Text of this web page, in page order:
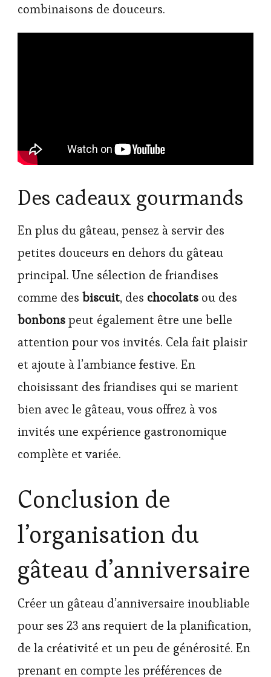
combinaisons de douceurs.
Des cadeaux gourmands
En plus du gâteau, pensez à servir des
petites douceurs en dehors du gâteau
principal. Une sélection de friandises
comme des biscuit, des chocolats ou des
bonbonspeut également être une belle
attention pour vos invités. Cela fait plaisir
et ajoute à l’ambiance festive. En
choisissant des friandises qui se marient
bien avec le gâteau, vous offrez à vos
invités une expérience gastronomique
complète et variée.
Conclusion de
l’organisation du
gâteau d’anniversaire
Créer un gâteau d’anniversaire inoubliable
pour ses 23 ans requiert de la planification,
de la créativité et un peu de générosité. En
prenant en compte les préférences de